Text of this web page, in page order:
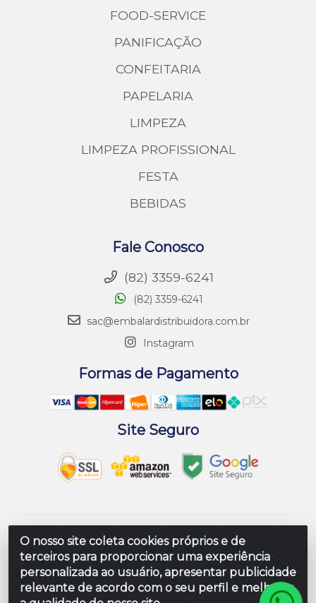
O nosso site coleta cookies próprios e de
terceiros para proporcionar uma experiência
personalizada ao usuário, apresentar publicidade
relevante de acordo com o seu perfil e melhorar
FOOD-SERVICE
PANIFICAÇÃO
CONFEITARIA
PAPELARIA
LIMPEZA
LIMPEZA PROFISSIONAL
FESTA
BEBIDAS
Fale Conosco
(82) 3359-6241
(82) 3359-6241
sac@embalardistribuidora.com.br
Instagram
Formas de Pagamento
Site Seguro
Embalar Distribuidora de Embalagens LTDA - Rodovia
Br 104 Al, Loteamento Paraiso, S/N - Prefeito Antonio L
de Souza, Rio Largo/AL - CEP 57100-000 - CNPJ
10.347.424/0001-80